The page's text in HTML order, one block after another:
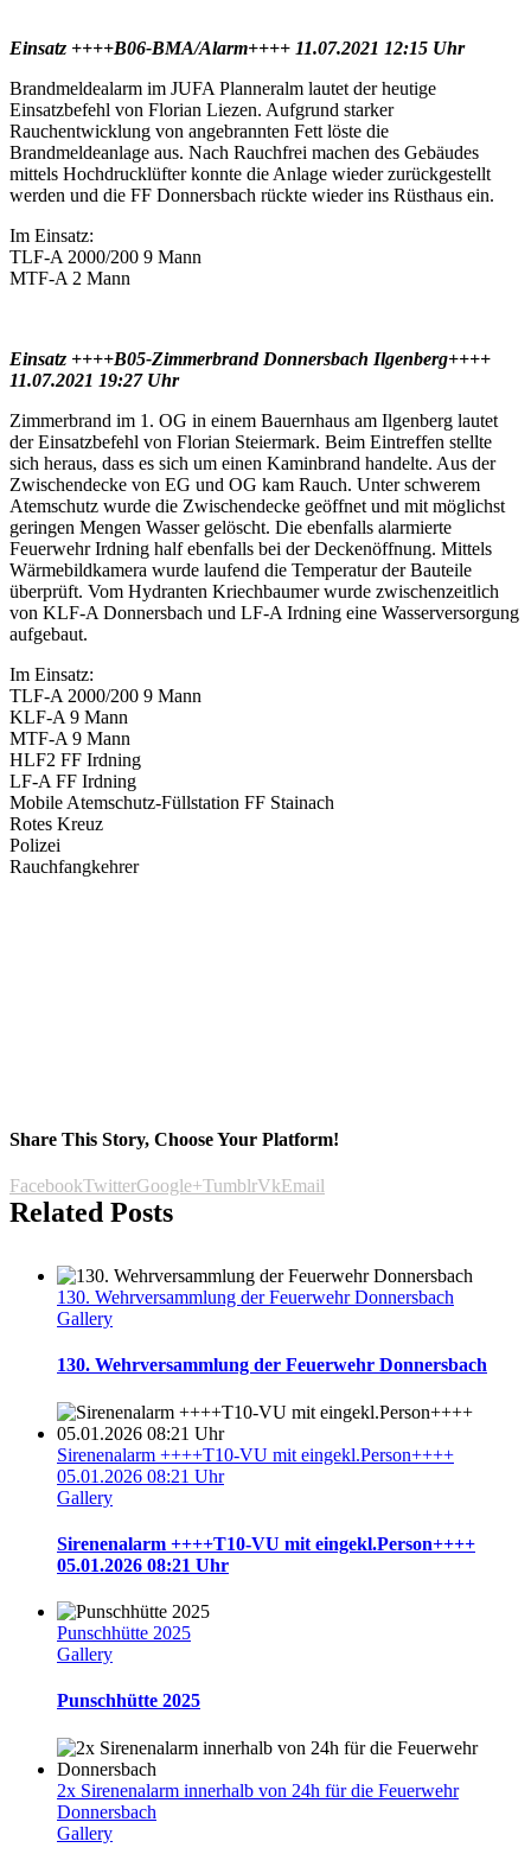
Einsatz ++++B06-BMA/Alarm++++ 11.07.2021 12:15 Uhr
Brandmeldealarm im JUFA Planneralm lautet der heutige
Einsatzbefehl von Florian Liezen. Aufgrund starker
Rauchentwicklung von angebrannten Fett löste die
Brandmeldeanlage aus. Nach Rauchfrei machen des Gebäudes
mittels Hochdrucklüfter konnte die Anlage wieder zurückgestellt
werden und die FF Donnersbach rückte wieder ins Rüsthaus ein.
Im Einsatz:
TLF-A 2000/200 9 Mann
MTF-A 2 Mann
Einsatz ++++B05-Zimmerbrand Donnersbach Ilgenberg++++
11.07.2021 19:27 Uhr
Zimmerbrand im 1. OG in einem Bauernhaus am Ilgenberg lautet
der Einsatzbefehl von Florian Steiermark. Beim Eintreffen stellte
sich heraus, dass es sich um einen Kaminbrand handelte. Aus der
Zwischendecke von EG und OG kam Rauch. Unter schwerem
Atemschutz wurde die Zwischendecke geöffnet und mit möglichst
geringen Mengen Wasser gelöscht. Die ebenfalls alarmierte
Feuerwehr Irdning half ebenfalls bei der Deckenöffnung. Mittels
Wärmebildkamera wurde laufend die Temperatur der Bauteile
überprüft. Vom Hydranten Kriechbaumer wurde zwischenzeitlich
von KLF-A Donnersbach und LF-A Irdning eine Wasserversorgung
aufgebaut.
Im Einsatz:
TLF-A 2000/200 9 Mann
KLF-A 9 Mann
MTF-A 9 Mann
HLF2 FF Irdning
LF-A FF Irdning
Mobile Atemschutz-Füllstation FF Stainach
Rotes Kreuz
Polizei
Rauchfangkehrer
Share This Story, Choose Your Platform!
FacebookTwitterGoogle+TumblrVkEmail
Related Posts
130. Wehrversammlung der Feuerwehr Donnersbach
Gallery
130. Wehrversammlung der Feuerwehr Donnersbach
Sirenenalarm ++++T10-VU mit eingekl.Person++++
05.01.2026 08:21 Uhr
Gallery
Sirenenalarm ++++T10-VU mit eingekl.Person++++
05.01.2026 08:21 Uhr
Punschhütte 2025
Gallery
Punschhütte 2025
2x Sirenenalarm innerhalb von 24h für die Feuerwehr
Donnersbach
Gallery